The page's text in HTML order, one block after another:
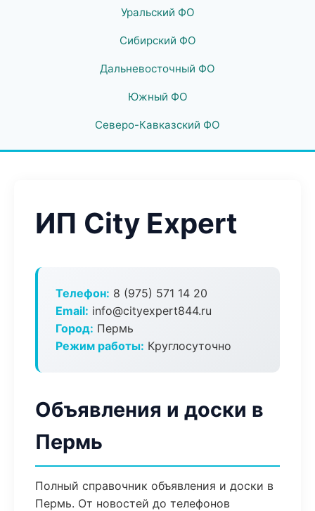
Уральский ФО
Сибирский ФО
Дальневосточный ФО
Южный ФО
Северо-Кавказский ФО
ИП City Expert
Телефон: 8 (975) 571 14 20
Email: info@cityexpert844.ru
Город: Пермь
Режим работы: Круглосуточно
Объявления и доски в
Пермь
Полный справочник объявления и доски в
Пермь. От новостей до телефонов